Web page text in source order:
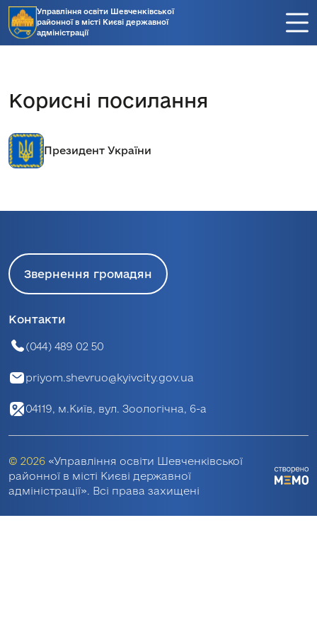
Управління освіти Шевченківської
районної в місті Києві державної
адміністрації
Корисні посилання
Президент України
Звернення громадян
Контакти
(044) 489 02 50
priyom.shevruo@kyivcity.gov.ua
04119, м.Київ, вул. Зоологічна, 6-а
© 2026 «Управління освіти Шевченківської
районної в місті Києві державної
адміністрації». Всі права захищені